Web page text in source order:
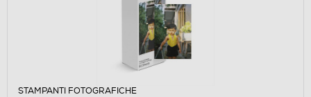
STAMPANTI FOTOGRAFICHE